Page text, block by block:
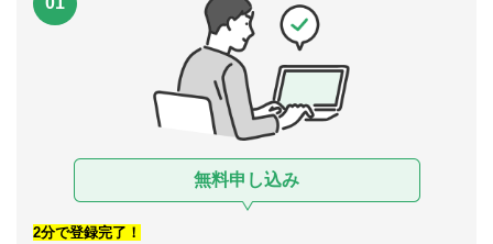
無料申し込み
2分で登録完了！